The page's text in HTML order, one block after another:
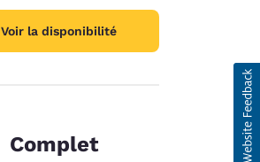
Voir la disponibilité
Complet